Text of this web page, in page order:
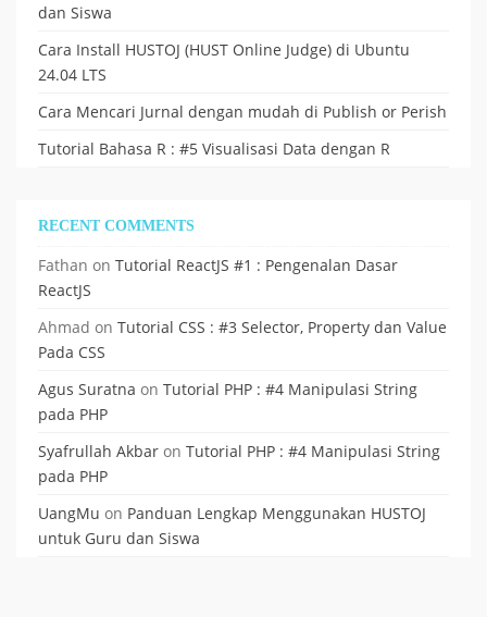
dan Siswa
Cara Install HUSTOJ (HUST Online Judge) di Ubuntu
24.04 LTS
Cara Mencari Jurnal dengan mudah di Publish or Perish
Tutorial Bahasa R : #5 Visualisasi Data dengan R
RECENT COMMENTS
Fathan on Tutorial ReactJS #1 : Pengenalan Dasar
ReactJS
Ahmad on Tutorial CSS : #3 Selector, Property dan Value
Pada CSS
Agus Suratna on Tutorial PHP : #4 Manipulasi String
pada PHP
Syafrullah Akbar on Tutorial PHP : #4 Manipulasi String
pada PHP
UangMu on Panduan Lengkap Menggunakan HUSTOJ
untuk Guru dan Siswa